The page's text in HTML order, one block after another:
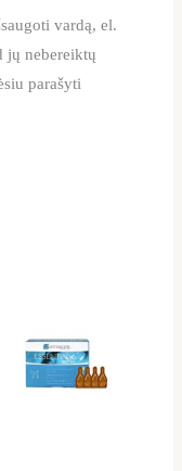
vardą, el.
jų nebereiktų
parašyti